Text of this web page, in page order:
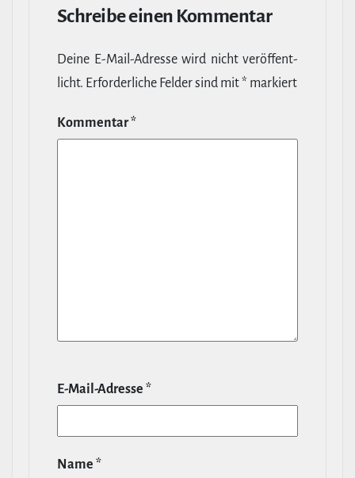
Schreibe einen Kommentar
Deine E‑Mail-​Adresse wird nicht ver­öf­fent­
licht. Erfor­der­liche Felder sind mit* markiert
Kommentar*
E‑Mail-​Adresse *
Name *